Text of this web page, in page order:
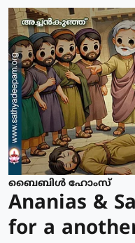
ബൈബിൾ ഹോംസ്
Ananias &
for a